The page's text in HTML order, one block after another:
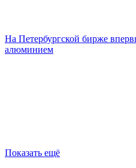
На Петербургской бирже
алюминием
Показать ещё